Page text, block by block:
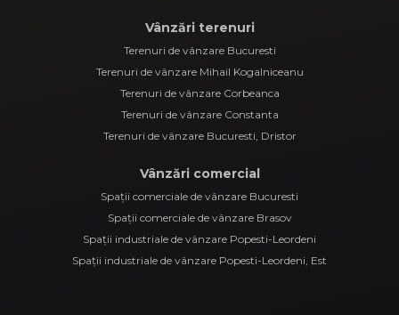
Vânzări terenuri
Terenuri de vânzare Bucuresti
Terenuri de vânzare Mihail Kogalniceanu
Terenuri de vânzare Corbeanca
Terenuri de vânzare Constanta
Terenuri de vânzare Bucuresti, Dristor
Vânzări comercial
Spații comerciale de vânzare Bucuresti
Spații comerciale de vânzare Brasov
Spații industriale de vânzare Popesti-Leordeni
Spații industriale de vânzare Popesti-Leordeni, Est